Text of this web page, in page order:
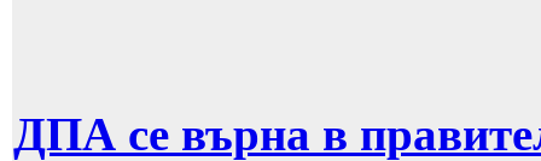
ДПА се върна в